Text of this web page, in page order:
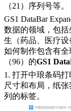
（21）序列号等。
GS1 DataBar
数据的领域，包
生（药品、医疗
如何制作包含有
（96）的GS1
1. 打开中琅条码
尺寸和布局，纸
列的标签。